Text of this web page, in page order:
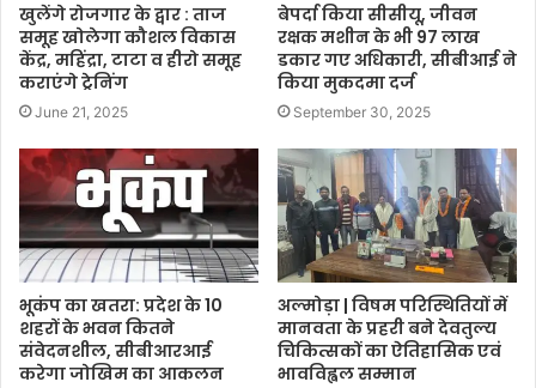
खुलेंगे रोजगार के द्वार : ताज
समूह खोलेगा कौशल विकास
केंद्र, महिंद्रा, टाटा व हीरो समूह
कराएंगे ट्रेनिंग
June 21, 2025
बेपर्दा किया सीसीयू, जीवन
रक्षक मशीन के भी 97 लाख
डकार गए अधिकारी, सीबीआई ने
किया मुकदमा दर्ज
September 30, 2025
भूकंप का खतरा: प्रदेश के 10
शहरों के भवन कितने
संवेदनशील, सीबीआरआई
करेगा जोखिम का आकलन
अल्मोड़ा | विषम परिस्थितियों में
मानवता के प्रहरी बने देवतुल्य
चिकित्सकों का ऐतिहासिक एवं
भावविह्वल सम्मान